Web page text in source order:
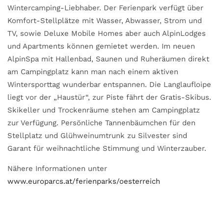
Wintercamping-Liebhaber. Der Ferienpark verfügt über
Komfort-Stellplätze mit Wasser, Abwasser, Strom und
TV, sowie Deluxe Mobile Homes aber auch AlpinLodges
und Apartments können gemietet werden. Im neuen
AlpinSpa mit Hallenbad, Saunen und Ruheräumen direkt
am Campingplatz kann man nach einem aktiven
Wintersporttag wunderbar entspannen. Die Langlaufloipe
liegt vor der „Haustür“, zur Piste fährt der Gratis-Skibus.
Skikeller und Trockenräume stehen am Campingplatz
zur Verfügung. Persönliche Tannenbäumchen für den
Stellplatz und Glühweinumtrunk zu Silvester sind
Garant für weihnachtliche Stimmung und Winterzauber.
Nähere Informationen unter
www.europarcs.at/ferienparks/oesterreich